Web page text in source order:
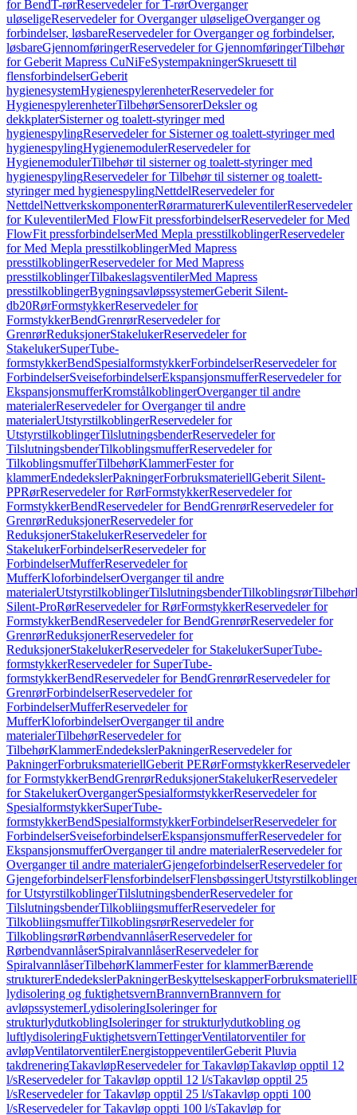
for BendT-rørReservedeler for T-rørOverganger
uløseligeReservedeler for Overganger uløseligeOverganger og
forbindelser, løsbareReservedeler for Overganger og forbindelser,
løsbareGjennomføringerReservedeler for GjennomføringerTilbehør
for Geberit Mapress CuNiFeSystempakningerSkruesett til
flensforbindelserGeberit
hygienesystemHygienespylerenheterReservedeler for
HygienespylerenheterTilbehørSensorerDeksler og
dekkplaterSisterner og toalett-styringer med
hygienespylingReservedeler for Sisterner og toalett-styringer med
hygienespylingHygienemodulerReservedeler for
HygienemodulerTilbehør til sisterner og toalett-styringer med
hygienespylingReservedeler for Tilbehør til sisterner og toalett-
styringer med hygienespylingNettdelReservedeler for
NettdelNettverkskomponenterRørarmaturerKuleventilerReservedeler
for KuleventilerMed FlowFit pressforbindelserReservedeler for Med
FlowFit pressforbindelserMed Mepla presstilkoblingerReservedeler
for Med Mepla presstilkoblingerMed Mapress
presstilkoblingerReservedeler for Med Mapress
presstilkoblingerTilbakeslagsventilerMed Mapress
presstilkoblingerBygningsavløpssystemerGeberit Silent-
db20RørFormstykkerReservedeler for
FormstykkerBendGrenrørReservedeler for
GrenrørReduksjonerStakelukerReservedeler for
StakelukerSuperTube-
formstykkerBendSpesialformstykkerForbindelserReservedeler for
ForbindelserSveiseforbindelserEkspansjonsmufferReservedeler for
EkspansjonsmufferKromstålkoblingerOverganger til andre
materialerReservedeler for Overganger til andre
materialerUtstyrstilkoblingerReservedeler for
UtstyrstilkoblingerTilslutningsbenderReservedeler for
TilslutningsbenderTilkoblingsmufferReservedeler for
TilkoblingsmufferTilbehørKlammerFester for
klammerEndedekslerPakningerForbruksmateriellGeberit Silent-
PPRørReservedeler for RørFormstykkerReservedeler for
FormstykkerBendReservedeler for BendGrenrørReservedeler for
GrenrørReduksjonerReservedeler for
ReduksjonerStakelukerReservedeler for
StakelukerForbindelserReservedeler for
ForbindelserMufferReservedeler for
MufferKloforbindelserOverganger til andre
materialerUtstyrstilkoblingerTilslutningsbenderTilkoblingsrørTilbehør
Silent-ProRørReservedeler for RørFormstykkerReservedeler for
FormstykkerBendReservedeler for BendGrenrørReservedeler for
GrenrørReduksjonerReservedeler for
ReduksjonerStakelukerReservedeler for StakelukerSuperTube-
formstykkerReservedeler for SuperTube-
formstykkerBendReservedeler for BendGrenrørReservedeler for
GrenrørForbindelserReservedeler for
ForbindelserMufferReservedeler for
MufferKloforbindelserOverganger til andre
materialerTilbehørReservedeler for
TilbehørKlammerEndedekslerPakningerReservedeler for
PakningerForbruksmateriellGeberit PERørFormstykkerReservedeler
for FormstykkerBendGrenrørReduksjonerStakelukerReservedeler
for StakelukerOvergangerSpesialformstykkerReservedeler for
SpesialformstykkerSuperTube-
formstykkerBendSpesialformstykkerForbindelserReservedeler for
ForbindelserSveiseforbindelserEkspansjonsmufferReservedeler for
EkspansjonsmufferOverganger til andre materialerReservedeler for
Overganger til andre materialerGjengeforbindelserReservedeler for
GjengeforbindelserFlensforbindelserFlensbøssingerUtstyrstilkoblinger
for UtstyrstilkoblingerTilslutningsbenderReservedeler for
TilslutningsbenderTilkobliingsmufferReservedeler for
TilkobliingsmufferTilkoblingsrørReservedeler for
TilkoblingsrørRørbendvannlåserReservedeler for
RørbendvannlåserSpiralvannlåserReservedeler for
SpiralvannlåserTilbehørKlammerFester for klammerBærende
strukturerEndedekslerPakningerBeskyttelseskapperForbruksmateriell
lydisolering og fuktighetsvernBrannvernBrannvern for
avløpssystemerLydisoleringIsoleringer for
strukturlydutkoblingIsoleringer for strukturlydutkobling og
luftlydisoleringFuktighetsvernTettingerVentilatorventiler for
avløpVentilatorventilerEnergistoppeventilerGeberit Pluvia
takdreneringTakavløpReservedeler for TakavløpTakavløp opptil 12
l/sReservedeler for Takavløp opptil 12 l/sTakavløp opptil 25
l/sReservedeler for Takavløp opptil 25 l/sTakavløp oppti 100
l/sReservedeler for Takavløp oppti 100 l/sTakavløp for